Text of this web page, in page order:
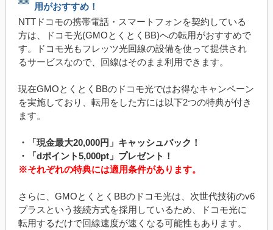
用がおすすめ！
NTTドコモの携帯電話・スマートフォンを契約している
方は、ドコモ光(GMOとくとくBB)への転用がおすすめで
す。ドコモ光もフレッツ光回線の設備を使って提供され
るサービスなので、回線はそのまま利用できます。
現在GMOとくとくBBのドコモ光ではお得なキャンペーン
を実施しており、転用をした方には以下2つの特典が付き
ます。
・「現金最大20,000円」キャッシュバック！
・「dポイント5,000pt」プレゼント！
※それぞれの特典には適用条件があります。
さらに、GMOとくとくBBのドコモ光は、次世代技術のv6
プラスという接続方式を採用しているため、ドコモ光に
転用するだけで回線速度が速くなる可能性もあります。